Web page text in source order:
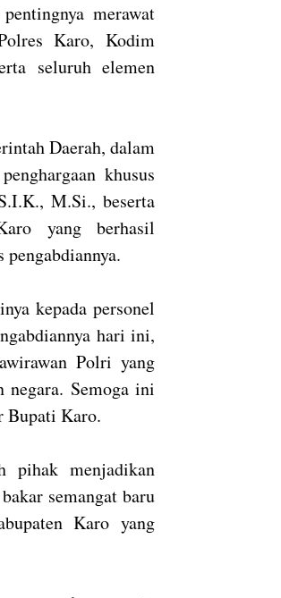
merawat
Karo, Kodim
seluruh elemen
Daerah, dalam
khusus
M.Si., beserta
yang berhasil
kepada personel
hari ini,
Polri yang
negara. Semoga ini
Bupati Karo.
pihak menjadikan
semangat baru
Karo yang